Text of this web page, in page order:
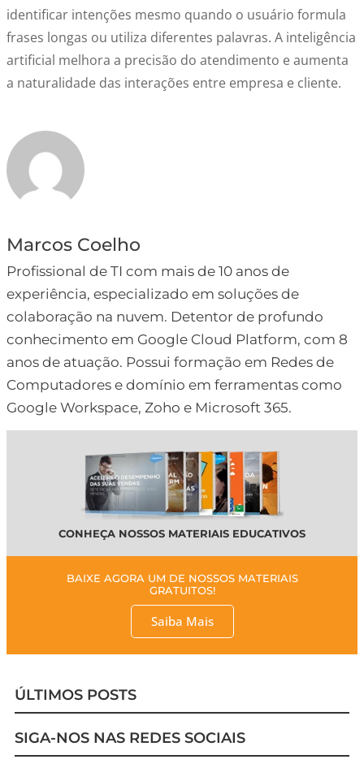
identificar intenções mesmo quando o usuário formula
frases longas ou utiliza diferentes palavras. A inteligência
artificial melhora a precisão do atendimento e aumenta
a naturalidade das interações entre empresa e cliente.
Marcos Coelho
Profissional de TI com mais de 10 anos de
experiência, especializado em soluções de
colaboração na nuvem. Detentor de profundo
conhecimento em Google Cloud Platform, com 8
anos de atuação. Possui formação em Redes de
Computadores e domínio em ferramentas como
Google Workspace, Zoho e Microsoft 365.
CONHEÇA NOSSOS MATERIAIS EDUCATIVOS
BAIXE AGORA UM DE NOSSOS MATERIAIS
GRATUITOS!
Saiba Mais
ÚLTIMOS POSTS
SIGA-NOS NAS REDES SOCIAIS